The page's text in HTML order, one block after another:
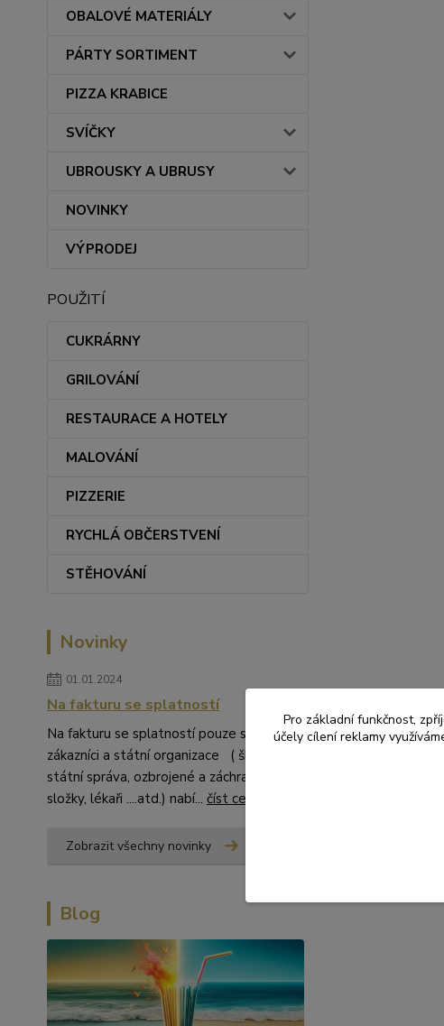
OBALOVÉ MATERIÁLY
PÁRTY SORTIMENT
PIZZA KRABICE
SVÍČKY
UBROUSKY A UBRUSY
NOVINKY
VÝPRODEJ
POUŽITÍ
CUKRÁRNY
GRILOVÁNÍ
RESTAURACE A HOTELY
MALOVÁNÍ
PIZZERIE
RYCHLÁ OBČERSTVENÍ
STĚHOVÁNÍ
Novinky
01.01.2024
Na fakturu se splatností
Na fakturu se splatností pouze stálí
zákazníci a státní organizace ( školství,
státní správa, ozbrojené a záchranné
složky, lékaři ....atd.) nabí... číst celé
Zobrazit všechny novinky
Blog
Pro základní funkčnost,
účely cílení reklamy